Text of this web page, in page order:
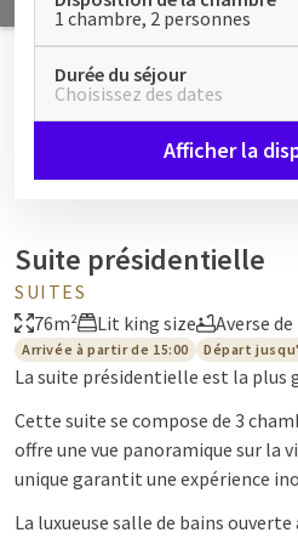
1 chambre, 2 personnes
Durée du séjour
Choisissez des dates
Afficher la
Suite présidentielle
SUITES
76m²
Lit king size Averse
Arrivée à partir de 15:00 Départ
La suite présidentielle est la plus
Cette suite se compose de 3
offre une vue panoramique sur la
unique garantit une expérience
La luxueuse salle de bains